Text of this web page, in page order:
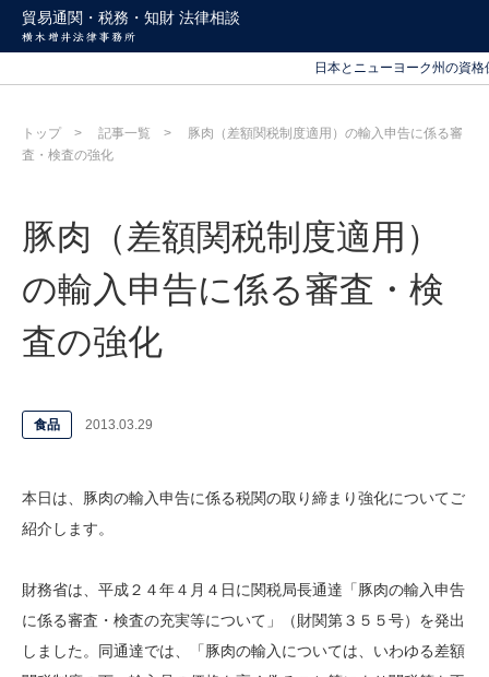
貿易通関・税務・知財 法律相談
北海道から沖縄まで
トップ
記事一覧
豚肉（差額関税制度適用）の輸入申告に係る審
査・検査の強化
豚肉（差額関税制度適用）
の輸入申告に係る審査・検
査の強化
食品 2013.03.29
本日は、豚肉の輸入申告に係る税関の取り締まり強化についてご
紹介します。
財務省は、平成２４年４月４日に関税局長通達「豚肉の輸入申告
に係る審査・検査の充実等について」（財関第３５５号）を発出
しました。同通達では、「豚肉の輸入については、いわゆる差額